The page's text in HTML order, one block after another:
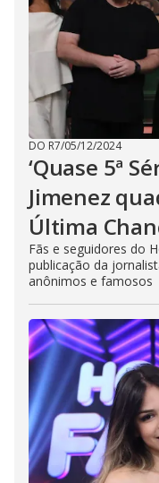
DO R7/05/12/2024
‘Quase 5ª
Jimenez
Última
Fãs e seguidores do
publicação da
anônimos e famosos